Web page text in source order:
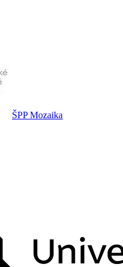
ŠPP Mozaika